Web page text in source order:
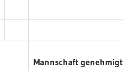
Mannschaft genehmigt